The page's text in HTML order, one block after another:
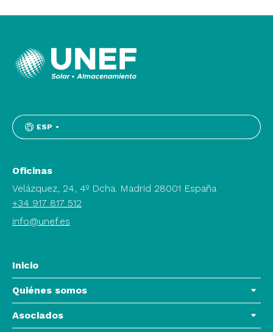
ESP
Oficinas
Velázquez, 24, 4º Dcha. Madrid 28001 España
+34 917 817 512
info@unef.es
Inicio
Quiénes somos
Asociados